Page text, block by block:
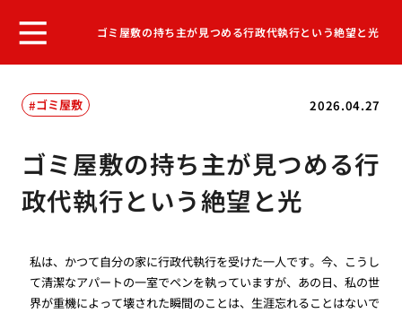
ゴミ屋敷の持ち主が見つめる行政代執行という絶望と光
2026.04.27
ゴミ屋敷
ゴミ屋敷の持ち主が見つめる行
政代執行という絶望と光
私は、かつて自分の家に行政代執行を受けた一人です。今、こうし
て清潔なアパートの一室でペンを執っていますが、あの日、私の世
界が重機によって壊された瞬間のことは、生涯忘れることはないで